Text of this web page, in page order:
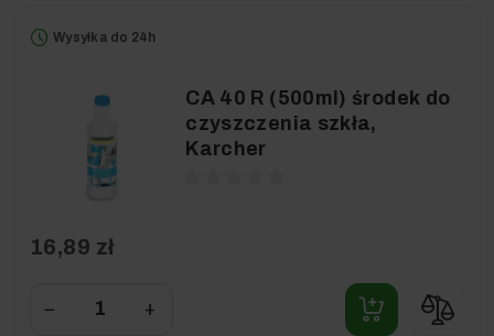
Wysyłka do 24h
CA 40 R (500ml) środek do
czyszczenia szkła,
Karcher
16,89 zł
− +